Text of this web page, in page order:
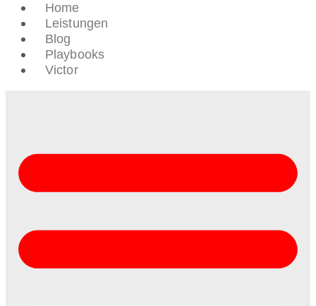
Home
Leistungen
Blog
Playbooks
Victor